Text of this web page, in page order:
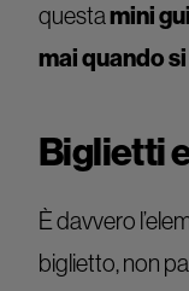
questamini
mai quando
Biglietti
È davvero
biglietto, non